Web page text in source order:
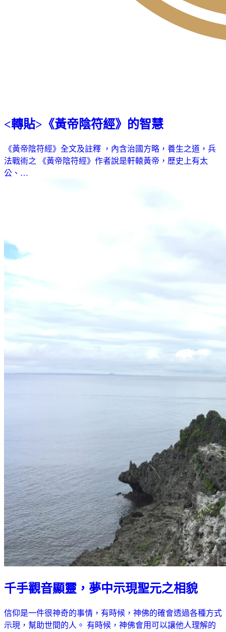
<轉貼>《黃帝陰符經》的智慧
《黃帝陰符經》全文及註釋 ，內含治國方略，養生之道，兵
法戰術之 《黃帝陰符經》作者說是軒轅黃帝，歷史上有太
公、…
千手觀音顯靈，夢中示現聖元之相貌
信仰是一件很神奇的事情，有時候，神佛的確會透過各種方式
示現，幫助世間的人。 有時候，神佛會用可以讓他人理解的